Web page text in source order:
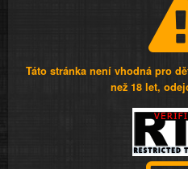
Táto stránka není vhodná pro
než 18 let,